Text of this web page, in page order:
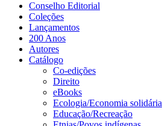
Conselho Editorial
Coleções
Lançamentos
200 Anos
Autores
Catálogo
Co-edições
Direito
eBooks
Ecologia/Economia solidária
Educação/Recreação